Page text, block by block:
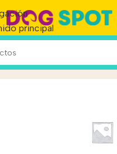
principal
Inicio/